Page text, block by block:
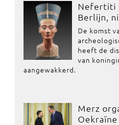
Nefertiti
Berlijn,
De komst
heeft de
van
aangewakkerd.
Merz
Oekraïne